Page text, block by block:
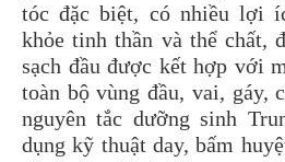
tóc đặc biệt, có nhiều lợi
khỏe tinh thần và thể chất,
sạch đầu được kết hợp với
toàn bộ vùng đầu, vai, gáy,
nguyên tắc dưỡng sinh
dụng kỹ thuật day, bấm